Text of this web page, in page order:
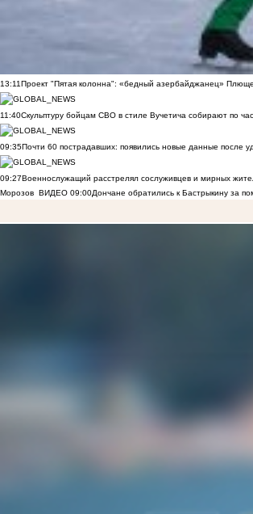
13:11Проект "Пятая колонна": «бедный азербайджанец»
11:40Скульптуру бойцам СВО в стиле Вучетича собирают по
09:35Почти 60 пострадавших: появились новые данные после
09:27Военнослужащий расстрелял сослуживцев и мирных
Морозов ВИДЕО 09:00Дончане обратились к Бастрыкину за